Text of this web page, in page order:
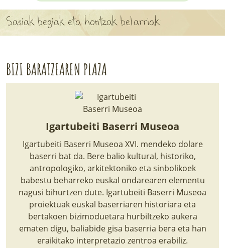
APARTEN MAPA
LURRERAKO BIDE LAGUN
HASI NAHI AL DUZU? 8 URRATS
BIZI BARATZEA LIBURUA
SENDABELARRAK
ETXEKO LANDAREAK
LANDAREPEDIA
ALBISTEAK
LURRAREN AGENDA
Sasiak begiak eta hontzak belarriak
BIZI BARATZEAREN PLAZA
Igartubeiti Baserri Museoa
Igartubeiti Baserri Museoa XVI. mendeko dolare
baserri bat da. Bere balio kultural, historiko,
antropologiko, arkitektoniko eta sinbolikoek
babestu beharreko euskal ondarearen elementu
nagusi bihurtzen dute. Igartubeiti Baserri Museoa
proiektuak euskal baserriaren historiara eta
bertakoen bizimoduetara hurbiltzeko aukera
ematen digu, baliabide gisa baserria bera eta han
eraikitako interpretazio zentroa erabiliz.